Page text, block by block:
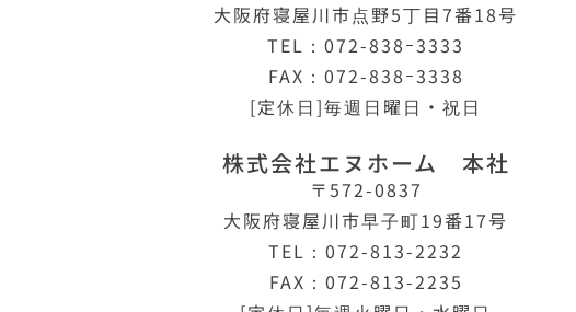
大阪府寝屋川市点野5丁目7番18号
TEL：072-838ｰ3333
FAX：072-838ｰ3338
[定休日]毎週日曜日・祝日
株式会社エヌホーム 本社
〒572-0837
大阪府寝屋川市早子町19番17号
TEL：072-813-2232
FAX：072-813-2235